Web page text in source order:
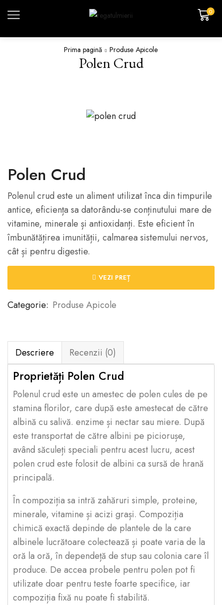
0
Prima pagină Produse Apicole
Polen Crud
Polen Crud
Polenul crud este un aliment utilizat înca din timpurile
antice, eficiența sa datorându-se conținutului mare de
vitamine, minerale și antioxidanți. Este eficient în
îmbunătățirea imunității, calmarea sistemului nervos,
cât și pentru digestie.
VEZI PREȚ
Categorie: Produse Apicole
Descriere Recenzii (0)
Proprietăți Polen Crud
Polenul crud este un amestec de polen cules de pe
stamina florilor, care după este amestecat de către
albină cu salivă. enzime și nectar sau miere. După
este transportat de către albini pe piciorușe,
având săculeți speciali pentru acest lucru, acest
polen crud este folosit de albini ca sursă de hrană
principală.
În compoziția sa intră zahăruri simple, proteine,
minerale, vitamine și acizi grași. Compoziția
chimică exactă depinde de plantele de la care
albinele lucrătoare colectează și poate varia de la
oră la oră, în dependeță de stup sau colonia care îl
produce. De accea probele pentru polen pot fi
utilizate doar pentru teste foarte specifice, iar
compoziția fixă nu poate fi stabilită.